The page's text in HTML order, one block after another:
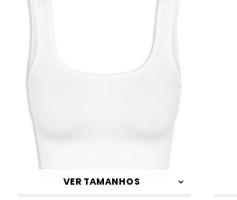
VER TAMANHOS